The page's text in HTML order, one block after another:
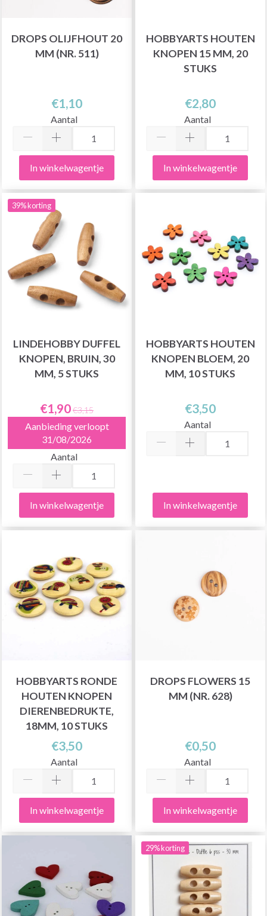
DROPS OLIJFHOUT 20
MM (NR. 511)
€1,10
Aantal
In winkelwagentje
HOBBYARTS HOUTEN
KNOPEN 15 MM, 20
STUKS
€2,80
Aantal
In winkelwagentje
39% korting
LINDEHOBBY DUFFEL
KNOPEN, BRUIN, 30
MM, 5 STUKS
€1,90€3,15
Aanbieding verloopt
31/08/2026
Aantal
In winkelwagentje
HOBBYARTS HOUTEN
KNOPEN BLOEM, 20
MM, 10 STUKS
€3,50
Aantal
In winkelwagentje
HOBBYARTS RONDE
HOUTEN KNOPEN
DIERENBEDRUKTE,
18MM, 10 STUKS
€3,50
Aantal
In winkelwagentje
DROPS FLOWERS 15
MM (NR. 628)
€0,50
Aantal
In winkelwagentje
29% korting